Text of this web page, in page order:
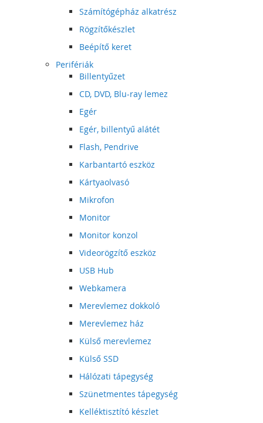
Számítógépház alkatrész
Rögzítőkészlet
Beépítő keret
Perifériák
Billentyűzet
CD, DVD, Blu-ray lemez
Egér
Egér, billentyű alátét
Flash, Pendrive
Karbantartó eszköz
Kártyaolvasó
Mikrofon
Monitor
Monitor konzol
Videorögzítő eszköz
USB Hub
Webkamera
Merevlemez dokkoló
Merevlemez ház
Külső merevlemez
Külső SSD
Hálózati tápegység
Szünetmentes tápegység
Kelléktisztító készlet